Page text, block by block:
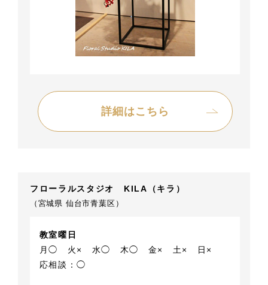
詳細はこちら
フローラルスタジオ KILA（キラ）
（宮城県 仙台市青葉区）
教室曜日
月◯
火× 水◯ 木◯ 金× 土×
日×
応相談：◯